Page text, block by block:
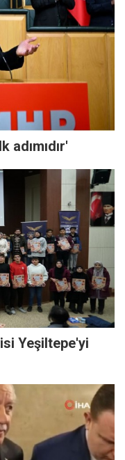
adımıdır'
Yeşiltepe'yi